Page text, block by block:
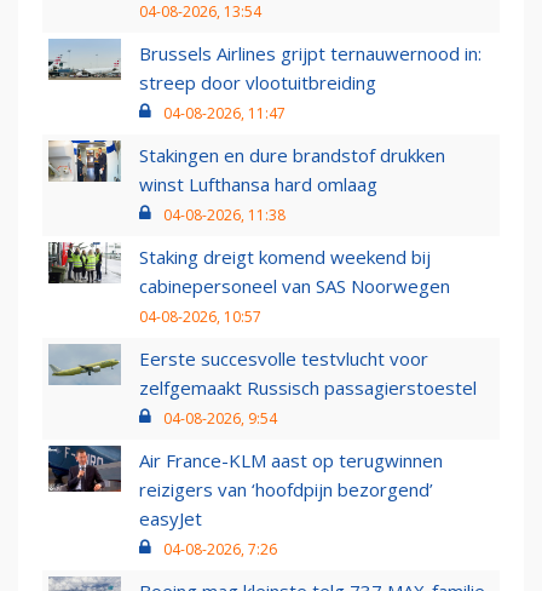
04-08-2026, 13:54
Brussels Airlines grijpt ternauwernood in:
streep door vlootuitbreiding
04-08-2026, 11:47
Stakingen en dure brandstof drukken
winst Lufthansa hard omlaag
04-08-2026, 11:38
Staking dreigt komend weekend bij
cabinepersoneel van SAS Noorwegen
04-08-2026, 10:57
Eerste succesvolle testvlucht voor
zelfgemaakt Russisch passagierstoestel
04-08-2026, 9:54
Air France-KLM aast op terugwinnen
reizigers van ‘hoofdpijn bezorgend’
easyJet
04-08-2026, 7:26